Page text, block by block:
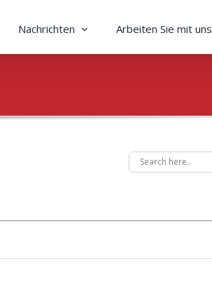
Nachrichten Arbeiten Sie mit uns